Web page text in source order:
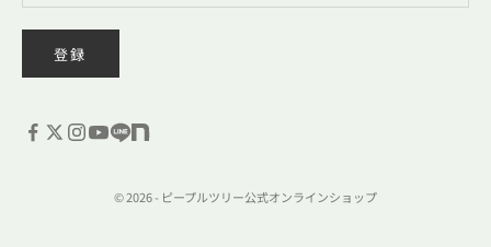
登録
© 2026 - ピープルツリー公式オンラインショップ